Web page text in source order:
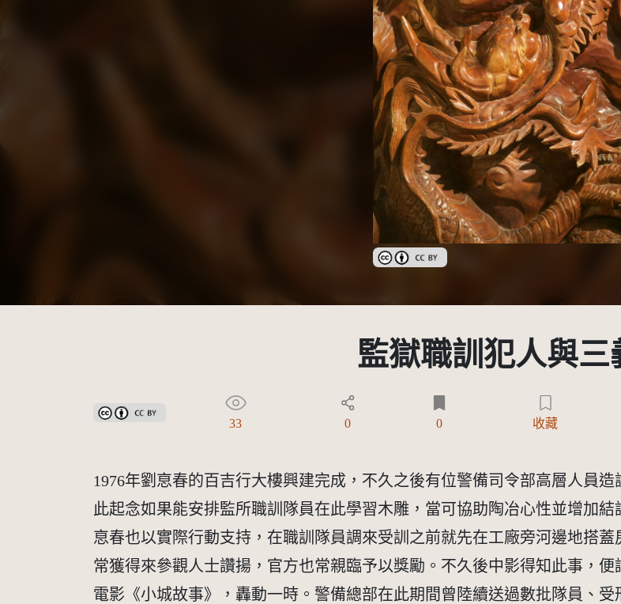
創用CC姓名標示 3.0 台灣及其後版本(CC BY 3.0
監獄職訓犯人與三
創用CC姓名標示 3.0 台灣及其後版本(CC BY 3.0 TW +)
33 0 0 收藏
1976年劉恴春的百吉行大樓興建完成，不久之後有位警備司令部高層人員
此起念如果能安排監所職訓隊員在此學習木雕，當可協助陶冶心性並增加
恴春也以實際行動支持，在職訓隊員調來受訓之前就先在工廠旁河邊地搭
常獲得來參觀人士讚揚，官方也常親臨予以獎勵。不久後中影得知此事，
電影《小城故事》，轟動一時。警備總部在此期間曾陸續送過數批隊員、